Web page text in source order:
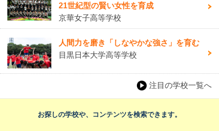
21世紀型の賢い女性を育成
京華女子高等学校
人間力を磨き「しなやかな強さ」を育む
目黒日本大学高等学校
注目の学校一覧へ
お探しの学校や、コンテンツを検索できます。